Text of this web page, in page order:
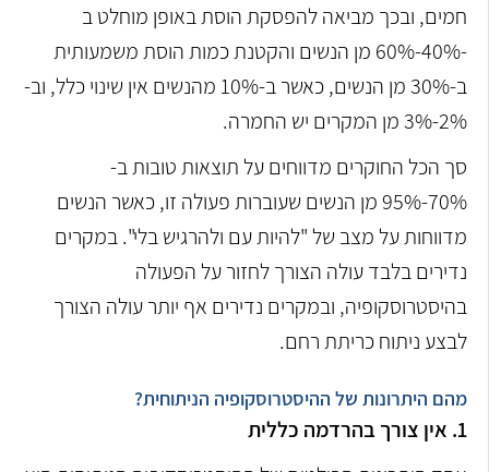
חמים, ובכך מביאה להפסקת הוסת באופן מוחלט ב
-40%-60% מן הנשים והקטנת כמות הוסת משמעותית
ב-30% מן הנשים, כאשר ב-10% מהנשים אין שינוי כלל, וב-
2%-3% מן המקרים יש החמרה.
סך הכל החוקרים מדווחים על תוצאות טובות ב-
70%-95% מן הנשים שעוברות פעולה זו, כאשר הנשים
מדווחות על מצב של "להיות עם ולהרגיש בלי". במקרים
נדירים בלבד עולה הצורך לחזור על הפעולה
בהיסטרוסקופיה, ובמקרים נדירים אף יותר עולה הצורך
לבצע ניתוח כריתת רחם.
מהם היתרונות של ההיסטרוסקופיה הניתוחית?
1. אין צורך בהרדמה כללית